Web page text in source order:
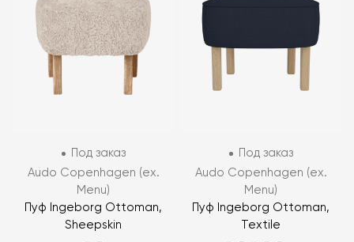
Под заказ
Audo Copenhagen (ex.
Menu)
Пуф Ingeborg Ottoman,
Sheepskin
Под заказ
Audo Copenhagen (ex.
Menu)
Пуф Ingeborg Ottoman,
Textile